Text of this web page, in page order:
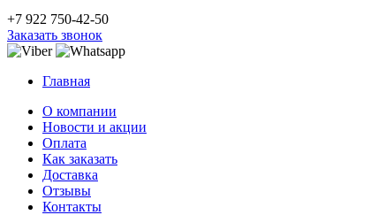
+7 922 750-42-50
Заказать звонок
Главная
О компании
Новости и акции
Оплата
Как заказать
Доставка
Отзывы
Контакты